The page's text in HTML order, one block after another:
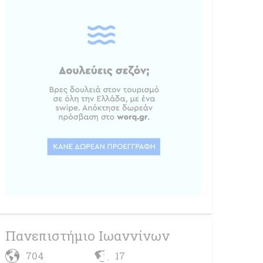
Πανεπιστήμιο Ιωαννίνων
704 17